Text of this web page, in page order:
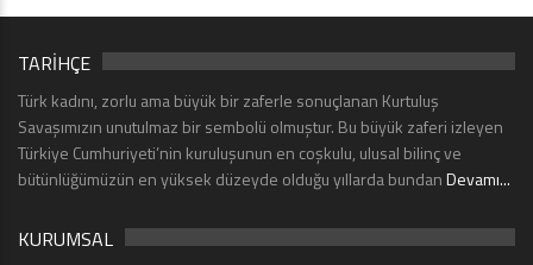
TARİHÇE
Türk kadını, zorlu ama büyük bir zaferle sonuçlanan Kurtuluş
Savaşımızın unutulmaz bir sembolü olmuştur. Bu büyük zaferi izleyen
Türkiye Cumhuriyeti’nin kuruluşunun en coşkulu, ulusal bilinç ve
bütünlüğümüzün en yüksek düzeyde olduğu yıllarda bundanDevamı...
KURUMSAL